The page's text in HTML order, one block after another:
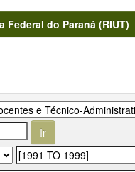
do Paraná (RIUT)